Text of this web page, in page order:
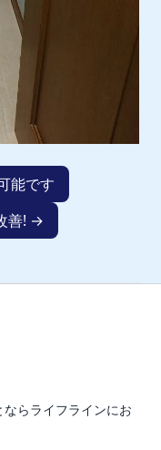
能です
善! →
らライフラインにお